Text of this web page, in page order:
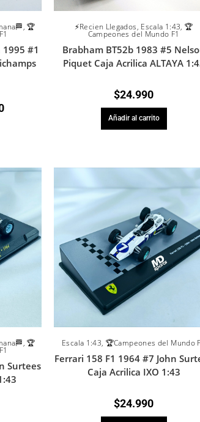
,🏆
#1
⚡Recien Llegados, Escala 1:43, 🏆
Campeones del Mundo F1
Brabham BT52b 1983 #5
Piquet Caja Acrilica ALTAYA
$24.990
Añadir al carrito
,🏆
Surtees
Escala 1:43, 🏆Campeones del Mundo
Ferrari 158 F1 1964 #7 John
Caja Acrilica IXO 1:43
$24.990